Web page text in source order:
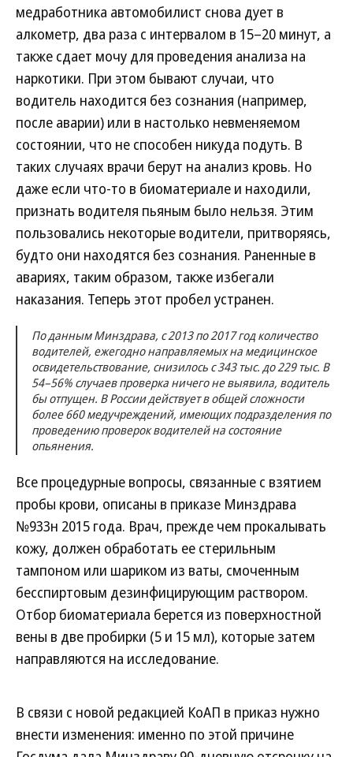
медработника автомобилист снова дует в
алкометр, два раза с интервалом в 15–20 минут, а
также сдает мочу для проведения анализа на
наркотики. При этом бывают случаи, что
водитель находится без сознания (например,
после аварии) или в настолько невменяемом
состоянии, что не способен никуда подуть. В
таких случаях врачи берут на анализ кровь. Но
даже если что-то в биоматериале и находили,
признать водителя пьяным было нельзя. Этим
пользовались некоторые водители, притворяясь,
будто они находятся без сознания. Раненные в
авариях, таким образом, также избегали
наказания. Теперь этот пробел устранен.
По данным Минздрава, с 2013 по 2017 год количество
водителей, ежегодно направляемых на медицинское
освидетельствование, снизилось с 343 тыс. до 229 тыс. В
54–56% случаев проверка ничего не выявила, водитель
бы отпущен. В России действует в общей сложности
более 660 медучреждений, имеющих подразделения по
проведению проверок водителей на состояние
опьянения.
Все процедурные вопросы, связанные с взятием
пробы крови, описаны в приказе Минздрава
№933н 2015 года. Врач, прежде чем прокалывать
кожу, должен обработать ее стерильным
тампоном или шариком из ваты, смоченным
бесспиртовым дезинфицирующим раствором.
Отбор биоматериала берется из поверхностной
вены в две пробирки (5 и 15 мл), которые затем
направляются на исследование.
В связи с новой редакцией КоАП в приказ нужно
внести изменения: именно по этой причине